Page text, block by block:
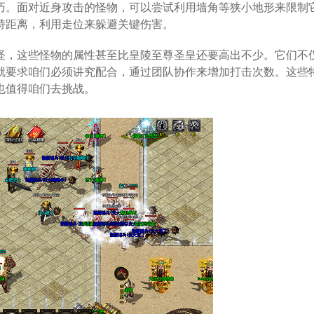
面对近身攻击的怪物，可以尝试利用墙角等狭小地形来限制
离，利用走位来躲避关键伤害。
这些怪物的属性甚至比皇陵至尊圣皇还要高出不少。它们不
求咱们必须讲究配合，通过团队协作来增加打击次数。这些
得咱们去挑战。